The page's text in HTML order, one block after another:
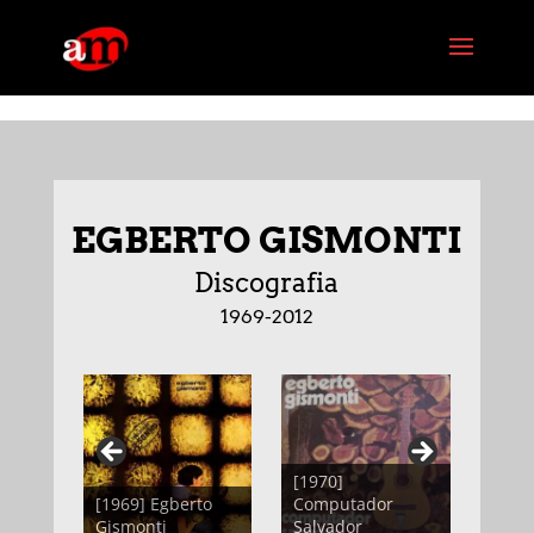
EGBERTO GISMONTI
Discografia
1969-2012
[1969] Egberto
Gismonti
[1970]
Computador
Salvador